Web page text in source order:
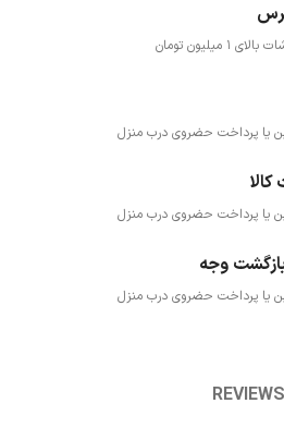
میلیون تومان
یا پرداخت حضروی درب منزل
یا پرداخت حضروی درب منزل
یا پرداخت حضروی درب منزل